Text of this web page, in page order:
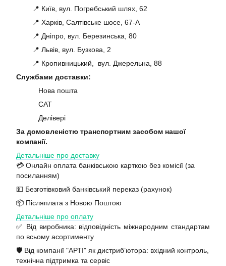
📍 Київ, вул. Погребський шлях, 62
📍 Харків, Салтівське шосе, 67-А
📍 Дніпро, вул. Березинська, 80
📍 Львів, вул. Бузкова, 2
📍 Кропивницький, вул. Джерельна, 88
Службами доставки:
Нова пошта
САТ
Делівері
За домовленістю транспортним засобом нашої
компанії.
Детальніше про доставку
💳 Онлайн оплата банківською карткою без комісії (за
посиланням)
💵 Безготівковий банківський переказ (рахунок)
📦 Післяплата з Новою Поштою
Детальніше про оплату
✅ Від виробника: відповідність міжнародним стандартам
по всьому асортименту
🛡️ Від компанії "АРТІ" як дистриб’ютора: вхідний контроль,
технічна підтримка та сервіс